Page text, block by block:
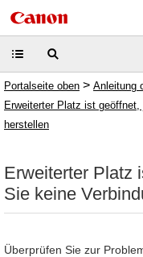
Portalseite oben > Anleitung
Erweiterter Platz ist
herstellen
Erweiterter Platz
Sie keine
Überprüfen Sie zur